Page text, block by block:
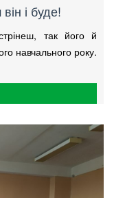
і буде!
так його й
навчального року.